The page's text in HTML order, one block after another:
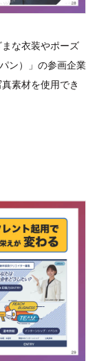
な衣装やポーズ
ン）」の参画企業
素材を使用でき